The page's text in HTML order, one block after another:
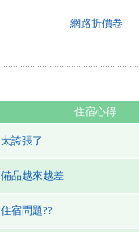
網路折價卷
住宿心得
太誇張了
備品越來越差
住宿問題??